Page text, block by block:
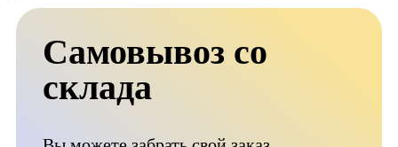
Самовывоз со
склада